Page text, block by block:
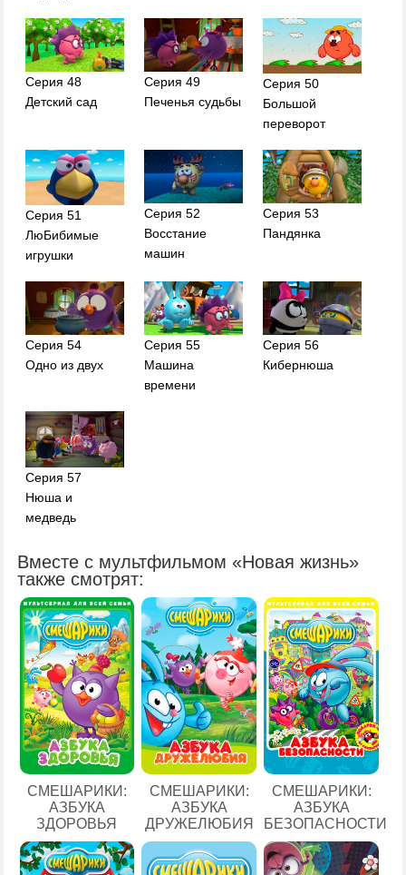
Серия 48
Детский сад
Серия 49
Печенья судьбы
Серия 50
Большой
переворот
Серия 51
ЛюБибимые
игрушки
Серия 52
Восстание
машин
Серия 53
Пандянка
Серия 54
Одно из двух
Серия 55
Машина
времени
Серия 56
Кибернюша
Серия 57
Нюша и
медведь
Вместе с мультфильмом «Новая жизнь»
также смотрят:
СМЕШАРИКИ:
АЗБУКА
ЗДОРОВЬЯ
СМЕШАРИКИ:
АЗБУКА
ДРУЖЕЛЮБИЯ
СМЕШАРИКИ:
АЗБУКА
БЕЗОПАСНОСТИ